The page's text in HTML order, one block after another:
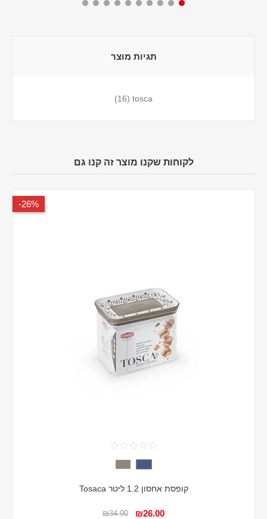
תגיות מוצר
tosca
(16)
לקוחות שקנו מוצר זה קנו גם
26%-
קופסת אחסון 1.2 ליטר Tosaca
₪26.00
₪34.90